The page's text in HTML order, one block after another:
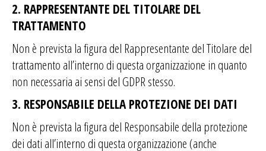
2. RAPPRESENTANTE DEL TITOLARE DEL
TRATTAMENTO
Non è prevista la figura del Rappresentante del Titolare del
trattamento all’interno di questa organizzazione in quanto
non necessaria ai sensi del GDPR stesso.
3. RESPONSABILE DELLA PROTEZIONE DEI DATI
Non è prevista la figura del Responsabile della protezione
dei dati all’interno di questa organizzazione (anche